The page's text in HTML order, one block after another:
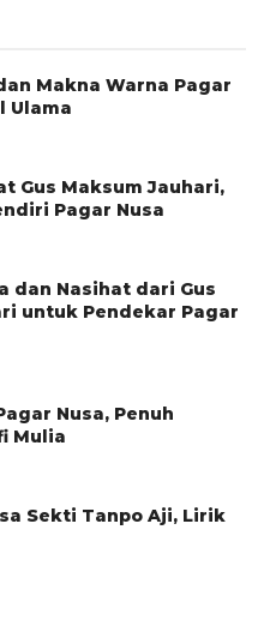
Makna Warna Pagar
Ulama
Gus Maksum Jauhari,
Pagar Nusa
dan Nasihat dari Gus
untuk Pendekar Pagar
Nusa, Penuh
Mulia
Sekti Tanpo Aji, Lirik